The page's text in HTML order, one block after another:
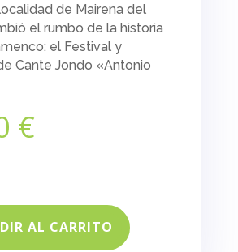
de Mairena del
el rumbo de la historia
el Festival y
Cante Jondo «Antonio
€
AL CARRITO